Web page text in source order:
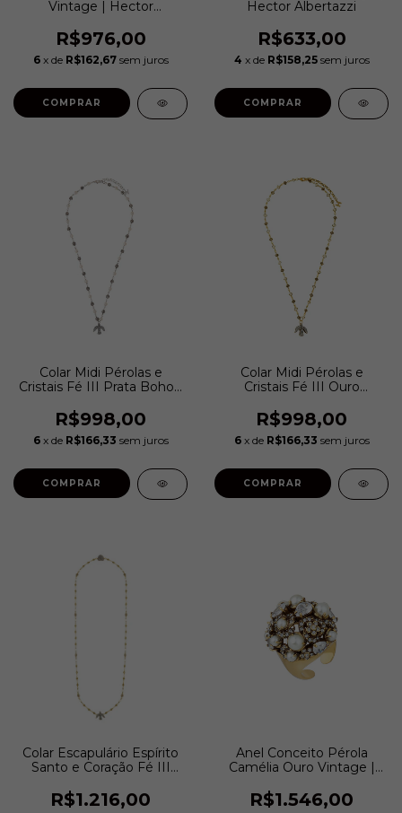
Vintage | Hector
R$976,00
6 x de R$162,67 sem juros
COMPRAR
Hector Albertazzi
R$633,00
4 x de R$158,25 sem juros
COMPRAR
Colar Midi Pérolas e
Cristais Fé III Prata Boho |
R$998,00
6 x de R$166,33 sem juros
COMPRAR
Colar Midi Pérolas e
Cristais Fé III Ouro
Albertazzi
R$998,00
6 x de R$166,33 sem juros
COMPRAR
Colar Escapulário Espírito
Santo e Coração Fé III
Albertazzi
R$1.216,00
Anel Conceito Pérola
Camélia Ouro Vintage |
R$1.546,00